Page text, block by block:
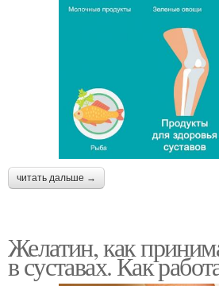
читать дальше →
Желатин, как
в суставах. Как